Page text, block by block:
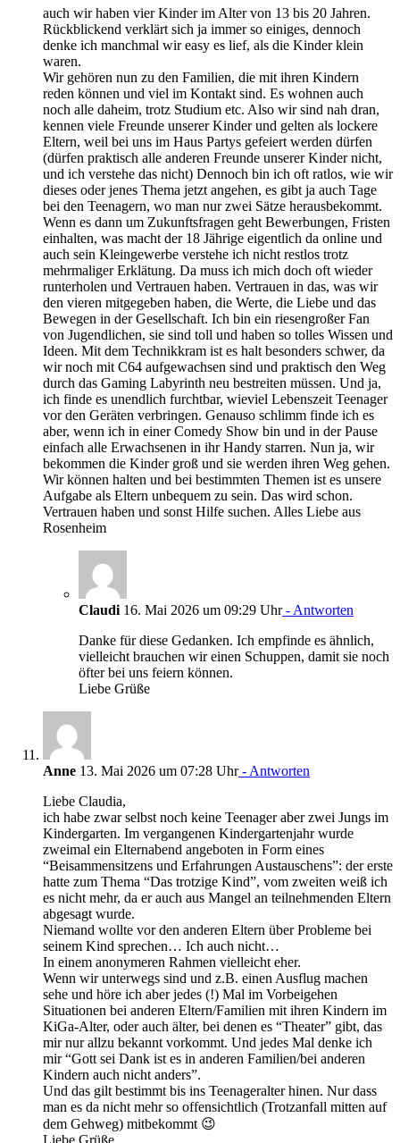
auch wir haben vier Kinder im Alter von 13 bis 20 Jahren.
Rückblickend verklärt sich ja immer so einiges, dennoch
denke ich manchmal wir easy es lief, als die Kinder klein
waren.
Wir gehören nun zu den Familien, die mit ihren Kindern
reden können und viel im Kontakt sind. Es wohnen auch
noch alle daheim, trotz Studium etc. Also wir sind nah dran,
kennen viele Freunde unserer Kinder und gelten als lockere
Eltern, weil bei uns im Haus Partys gefeiert werden dürfen
(dürfen praktisch alle anderen Freunde unserer Kinder nicht,
und ich verstehe das nicht) Dennoch bin ich oft ratlos, wie wir
dieses oder jenes Thema jetzt angehen, es gibt ja auch Tage
bei den Teenagern, wo man nur zwei Sätze herausbekommt.
Wenn es dann um Zukunftsfragen geht Bewerbungen, Fristen
einhalten, was macht der 18 Jährige eigentlich da online und
auch sein Kleingewerbe verstehe ich nicht restlos trotz
mehrmaliger Erklätung. Da muss ich mich doch oft wieder
runterholen und Vertrauen haben. Vertrauen in das, was wir
den vieren mitgegeben haben, die Werte, die Liebe und das
Bewegen in der Gesellschaft. Ich bin ein riesengroßer Fan
von Jugendlichen, sie sind toll und haben so tolles Wissen und
Ideen. Mit dem Technikkram ist es halt besonders schwer, da
wir noch mit C64 aufgewachsen sind und praktisch den Weg
durch das Gaming Labyrinth neu bestreiten müssen. Und ja,
ich finde es unendlich furchtbar, wieviel Lebenszeit Teenager
vor den Geräten verbringen. Genauso schlimm finde ich es
aber, wenn ich in einer Comedy Show bin und in der Pause
einfach alle Erwachsenen in ihr Handy starren. Nun ja, wir
bekommen die Kinder groß und sie werden ihren Weg gehen.
Wir können halten und bei bestimmten Themen ist es unsere
Aufgabe als Eltern unbequem zu sein. Das wird schon.
Vertrauen haben und sonst Hilfe suchen. Alles Liebe aus
Rosenheim
Claudi 16. Mai 2026 um 09:29 Uhr- Antworten
Danke für diese Gedanken. Ich empfinde es ähnlich,
vielleicht brauchen wir einen Schuppen, damit sie noch
öfter bei uns feiern können.
Liebe Grüße
Anne 13. Mai 2026 um 07:28 Uhr- Antworten
Liebe Claudia,
ich habe zwar selbst noch keine Teenager aber zwei Jungs im
Kindergarten. Im vergangenen Kindergartenjahr wurde
zweimal ein Elternabend angeboten in Form eines
“Beisammensitzens und Erfahrungen Austauschens”: der erste
hatte zum Thema “Das trotzige Kind”, vom zweiten weiß ich
es nicht mehr, da er auch aus Mangel an teilnehmenden Eltern
abgesagt wurde.
Niemand wollte vor den anderen Eltern über Probleme bei
seinem Kind sprechen… Ich auch nicht…
In einem anonymeren Rahmen vielleicht eher.
Wenn wir unterwegs sind und z.B. einen Ausflug machen
sehe und höre ich aber jedes (!) Mal im Vorbeigehen
Situationen bei anderen Eltern/Familien mit ihren Kindern im
KiGa-Alter, oder auch älter, bei denen es “Theater” gibt, das
mir nur allzu bekannt vorkommt. Und jedes Mal denke ich
mir “Gott sei Dank ist es in anderen Familien/bei anderen
Kindern auch nicht anders”.
Und das gilt bestimmt bis ins Teenageralter hinen. Nur dass
man es da nicht mehr so offensichtlich (Trotzanfall mitten auf
dem Gehweg) mitbekommt 😉
Liebe Grüße